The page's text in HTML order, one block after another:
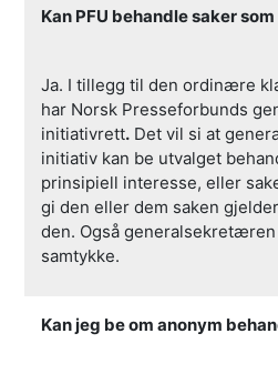
Kan PFU behandle saker
Ja. I tillegg til den ordinære
har Norsk Presseforbunds
initiativrett. Det vil si at
initiativ kan be utvalget
prinsipiell interesse, eller
gi den eller dem saken
den. Også
samtykke.
Kan jeg be om anonym